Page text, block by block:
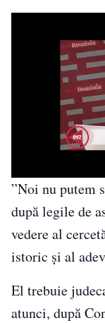
”Noi nu putem
după legile de
vedere al
istoric și al
El trebuie
atunci, după